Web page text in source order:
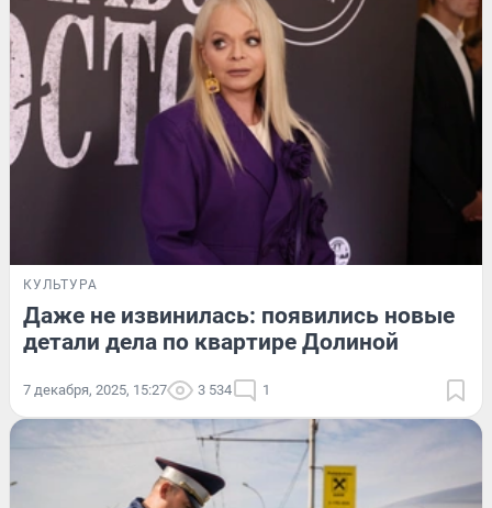
КУЛЬТУРА
Даже не извинилась: появились новые
детали дела по квартире Долиной
7 декабря, 2025, 15:27 3 534 1